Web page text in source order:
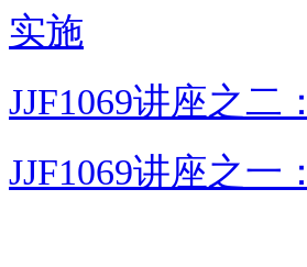
实施
JJF1069讲座之
JJF1069讲座之